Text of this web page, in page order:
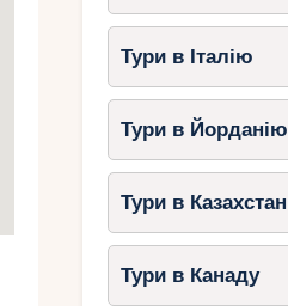
Тури в Італію
Тури в Йорданію
Тури в Казахстан
Тури в Канаду